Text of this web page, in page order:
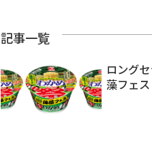
記事一覧
ロング
藻フェ